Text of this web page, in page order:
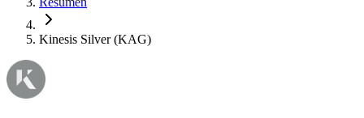
Kinesis Silver (KAG)